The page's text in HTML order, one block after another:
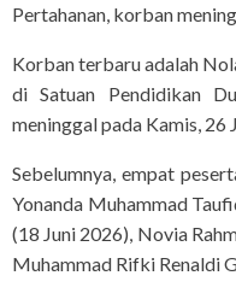
Pertahanan, korban
Korban terbaru adalah
di Satuan Pendidikan
meninggal pada Kamis, 26
Sebelumnya, empat
Yonanda Muhammad
(18 Juni 2026), Novia
Muhammad Rifki Renaldi